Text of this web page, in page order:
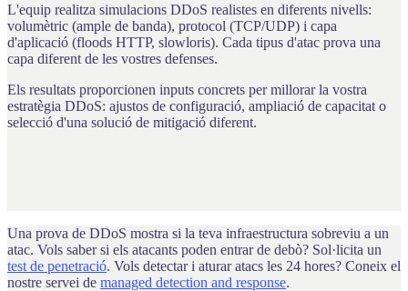
L'equip realitza simulacions DDoS realistes en diferents nivells:
volumètric (ample de banda), protocol (TCP/UDP) i capa
d'aplicació (floods HTTP, slowloris). Cada tipus d'atac prova una
capa diferent de les vostres defenses.
Els resultats proporcionen inputs concrets per millorar la vostra
estratègia DDoS: ajustos de configuració, ampliació de capacitat o
selecció d'una solució de mitigació diferent.
Una prova de DDoS mostra si la teva infraestructura sobreviu a un
atac. Vols saber si els atacants poden entrar de debò? Sol·licita un
test de penetració. Vols detectar i aturar atacs les 24 hores? Coneix el
nostre servei de managed detection and response.